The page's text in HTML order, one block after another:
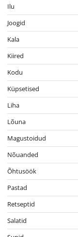
Ilu
Joogid
Kala
Kiired
Kodu
Küpsetised
Liha
Lõuna
Magustoidud
Nõuanded
Õhtusöök
Pastad
Retseptid
Salatid